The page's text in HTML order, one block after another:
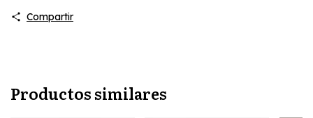
Compartir
Productos similares